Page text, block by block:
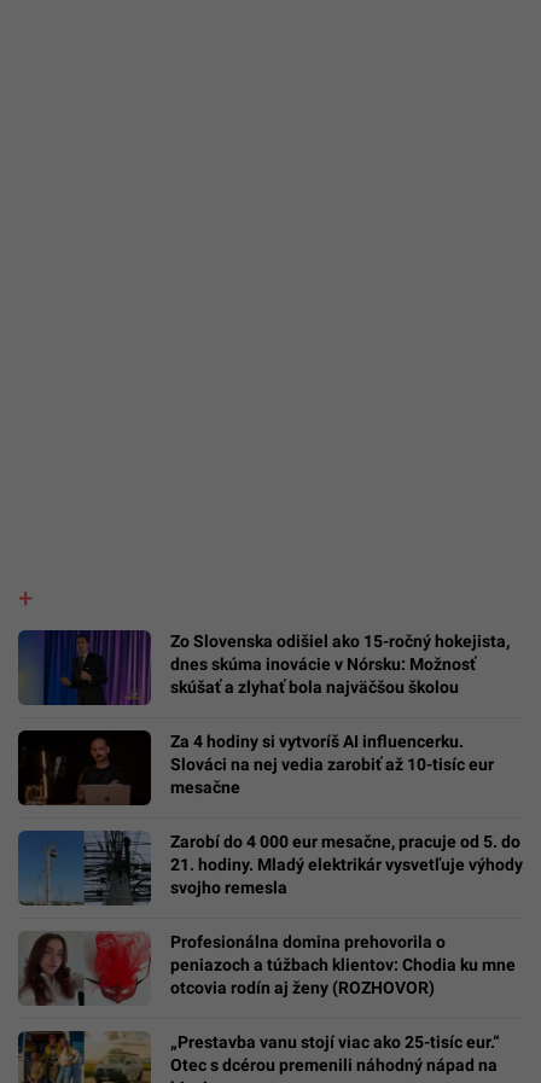
Zo Slovenska odišiel ako 15-ročný hokejista,
dnes skúma inovácie v Nórsku: Možnosť
skúšať a zlyhať bola najväčšou školou
Za 4 hodiny si vytvoríš AI influencerku.
Slováci na nej vedia zarobiť až 10-tisíc eur
mesačne
Zarobí do 4 000 eur mesačne, pracuje od 5. do
21. hodiny. Mladý elektrikár vysvetľuje výhody
svojho remesla
Profesionálna domina prehovorila o
peniazoch a túžbach klientov: Chodia ku mne
otcovia rodín aj ženy (ROZHOVOR)
„Prestavba vanu stojí viac ako 25-tisíc eur.“
Otec s dcérou premenili náhodný nápad na